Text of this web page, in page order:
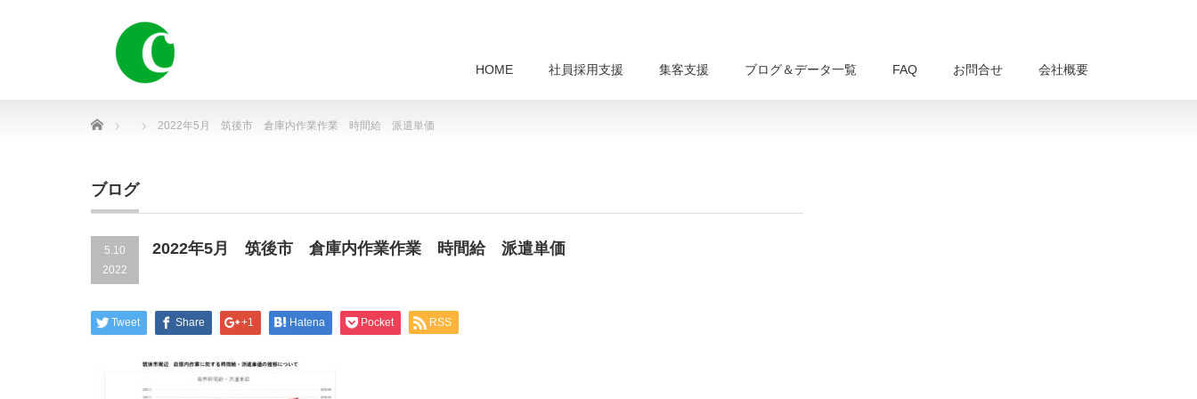
HOME 社員採用支援 集客支援 ブログ＆データ一覧 FAQ お問合せ 会社概要
Home 2022年5月 筑後市 倉庫内作業作業 時間給 派遣単価
ブログ
5.10
2022
2022年5月 筑後市 倉庫内作業作業 時間給 派遣単価
Tweet Share +1 Hatena Pocket RSS